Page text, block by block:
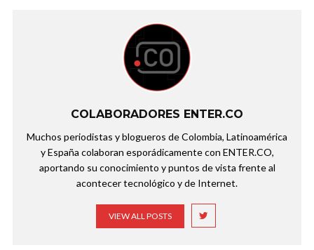
COLABORADORES ENTER.CO
Muchos periodistas y blogueros de Colombia, Latinoamérica
y España colaboran esporádicamente con ENTER.CO,
aportando su conocimiento y puntos de vista frente al
acontecer tecnológico y de Internet.
VIEW ALL POSTS